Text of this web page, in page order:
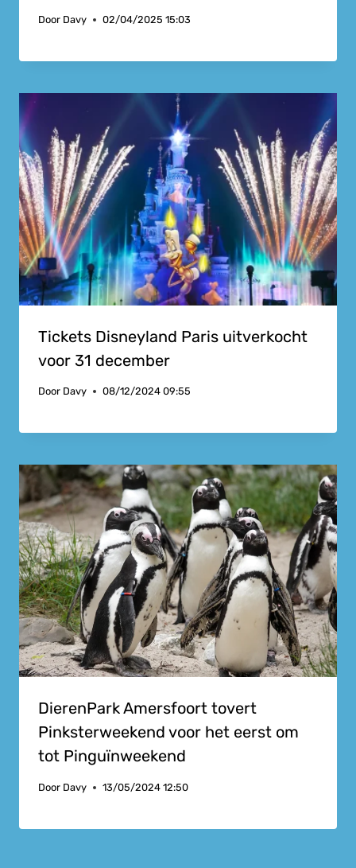
Door Davy 02/04/2025 15:03
Tickets Disneyland Paris uitverkocht
voor 31 december
Door Davy 08/12/2024 09:55
DierenPark Amersfoort tovert
Pinksterweekend voor het eerst om
tot Pinguïnweekend
Door Davy 13/05/2024 12:50